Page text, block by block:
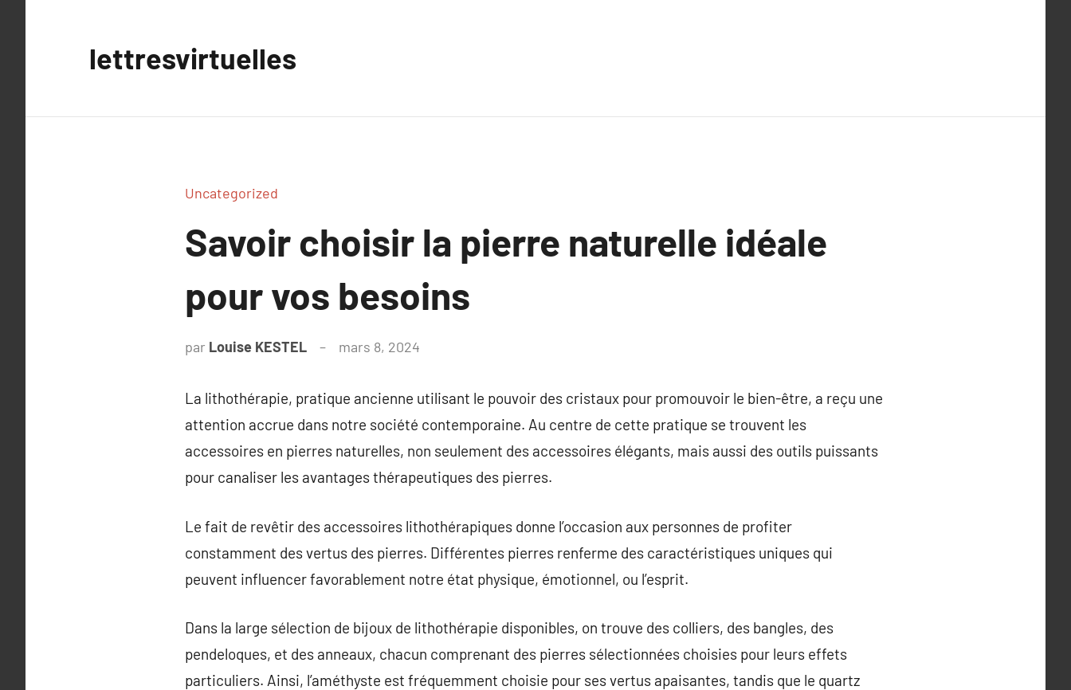
lettresvirtuelles
Uncategorized
Savoir choisir la pierre naturelle idéale
pour vos besoins
par Louise KESTEL mars 8, 2024
La lithothérapie, pratique ancienne utilisant le pouvoir des cristaux pour promouvoir le bien-être, a reçu une
attention accrue dans notre société contemporaine. Au centre de cette pratique se trouvent les
accessoires en pierres naturelles, non seulement des accessoires élégants, mais aussi des outils puissants
pour canaliser les avantages thérapeutiques des pierres.
Le fait de revêtir des accessoires lithothérapiques donne l’occasion aux personnes de profiter
constamment des vertus des pierres. Différentes pierres renferme des caractéristiques uniques qui
peuvent influencer favorablement notre état physique, émotionnel, ou l’esprit.
Dans la large sélection de bijoux de lithothérapie disponibles, on trouve des colliers, des bangles, des
pendeloques, et des anneaux, chacun comprenant des pierres sélectionnées choisies pour leurs effets
particuliers. Ainsi, l’améthyste est fréquemment choisie pour ses vertus apaisantes, tandis que le quartz